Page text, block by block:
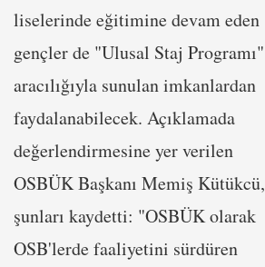
liselerinde eğitimine devam eden
gençler de "Ulusal Staj Programı"
aracılığıyla sunulan imkanlardan
faydalanabilecek. Açıklamada
değerlendirmesine yer verilen
OSBÜK Başkanı Memiş Kütükcü,
şunları kaydetti: "OSBÜK olarak
OSB'lerde faaliyetini sürdüren